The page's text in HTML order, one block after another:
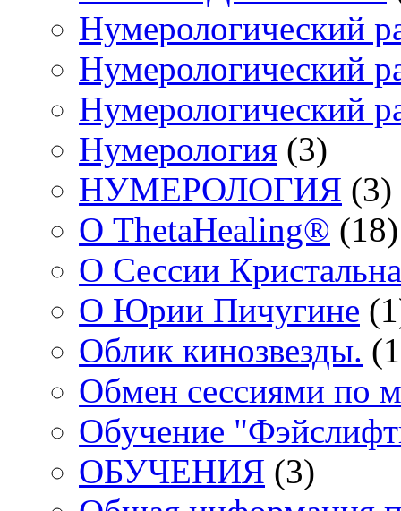
Нумерологический
Нумерологический
Нумерологический
Нумерология (3)
НУМЕРОЛОГИЯ (3)
О ThetaHealing® (18)
О Сессии
О Юрии Пичугине
Облик кинозвезды.
Обмен сессиями по
Обучение
ОБУЧЕНИЯ (3)